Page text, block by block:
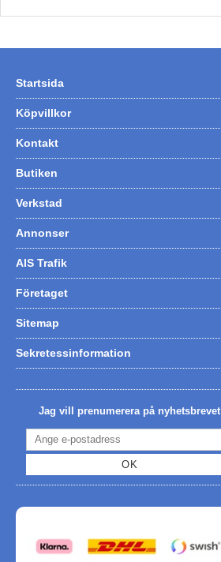
Startsida
Köpvillkor
Kontakt
Butiken
Verkstad
Annonser
AIS Trafik
Företaget
Sitemap
Sekretessinformation
Jag vill prenumerera på nyhetsbrevet
OK